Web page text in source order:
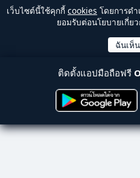
เว็บไซต์นี้ใช้คุกกี้ cookies โดยการด
ยอมรับต่อนโยบายเกี่ย
ติดตั้งแอปมือถือฟรี